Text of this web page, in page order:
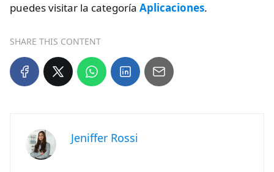
puedes visitar la categoría Aplicaciones.
SHARE THIS CONTENT
Jeniffer Rossi